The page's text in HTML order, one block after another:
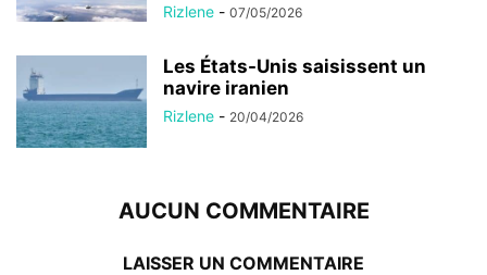
Rizlene - 07/05/2026
Les États-Unis saisissent un
navire iranien
Rizlene - 20/04/2026
AUCUN COMMENTAIRE
LAISSER UN COMMENTAIRE